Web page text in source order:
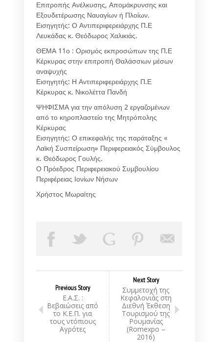
Επιτροπής Ανέλκυσης, Απομάκρυνσης και
Εξουδετέρωσης Ναυαγίων ή Πλοίων.
Εισηγητής: Ο Αντιπεριφερειάρχης Π.Ε
Λευκάδας κ. Θεόδωρος Χαλικιάς.
ΘΕΜΑ 11ο : Ορισμός εκπροσώπων της Π.Ε
Κέρκυρας στην επιτροπή Θαλάσσιων μέσων
αναψυχής
Εισηγητής: Η Αντιπεριφερειάρχης Π.Ε
Κέρκυρας κ. Νικολέττα Πανδή
ΨΗΦΙΣΜΑ για την απόλυση 2 εργαζομένων
από το κηροπλαστείο της Μητρόπολης
Κέρκυρας
Εισηγητής: Ο επικεφαλής της παράταξης «
Λαϊκή Συσπείρωση» Περιφερειακός Σύμβουλος
κ. Θεόδωρος Γουλής.
Ο Πρόεδρος Περιφερειακού Συμβουλίου
Περιφέρειας Ιονίων Νήσων
Χρήστος Μωραίτης
Previous Story
Ε.Α.Σ. :
Βεβαιώσεις από
το Κ.Ε.Π. για
τους ντόπιους
Αγρότες
Next Story
Συμμετοχή της
Κεφαλονιάς στη
Διεθνή Έκθεση
Τουρισμού της
Ρουμανίας
(Romexpo –
2016)